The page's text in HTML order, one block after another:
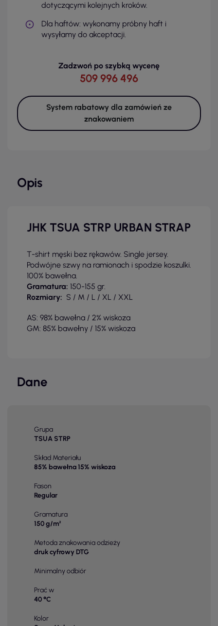
dotyczącymi kolejnych kroków.
Dla haftów: wykonamy próbny haft i
wysyłamy do akceptacji.
Zadzwoń po szybką wycenę
509 996 496
System rabatowy dla zamówień ze
znakowaniem
Opis
JHK TSUA STRP URBAN STRAP
T-shirt męski bez rękawów. Single jersey.
Podwójne szwy na ramionach i spodzie koszulki.
100% bawełna.
Gramatura: 150-155 gr.
Rozmiary: S / M / L / XL / XXL
AS: 98% bawełna / 2% wiskoza
GM: 85% bawełny / 15% wiskoza
Dane
Grupa
TSUA STRP
Skład Materiału
85% bawełna 15% wiskoza
Fason
Regular
Gramatura
150 g/m²
Metoda znakowania odzieży
druk cyfrowy DTG
Minimalny odbiór
Prać w
40 °C
Kolor